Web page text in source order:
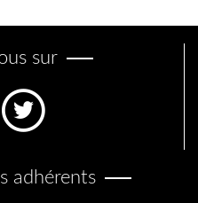
sur
adhérents